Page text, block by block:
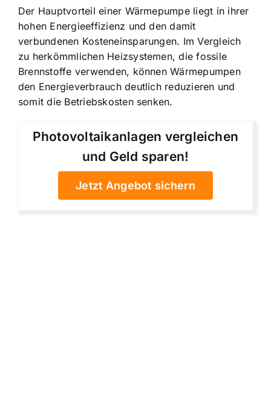
Der Hauptvorteil einer Wärmepumpe liegt in ihrer
hohen Energieeffizienz und den damit
verbundenen Kosteneinsparungen. Im Vergleich
zu herkömmlichen Heizsystemen, die fossile
Brennstoffe verwenden, können Wärmepumpen
den Energieverbrauch deutlich reduzieren und
somit die Betriebskosten senken.
Photovoltaikanlagen vergleichen
und Geld sparen!
Jetzt Angebot sichern